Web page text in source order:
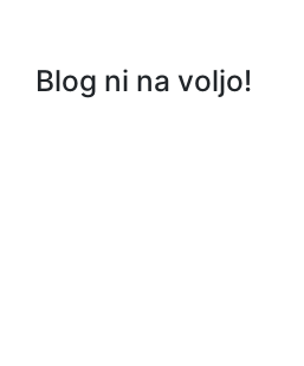
Blog ni na voljo!